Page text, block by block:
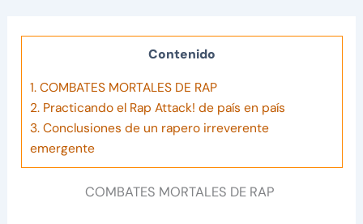
Contenido
1.COMBATES MORTALES DE RAP
2.Practicando el Rap Attack! de país en país
3.Conclusiones de un rapero irreverente
emergente
COMBATES MORTALES DE RAP